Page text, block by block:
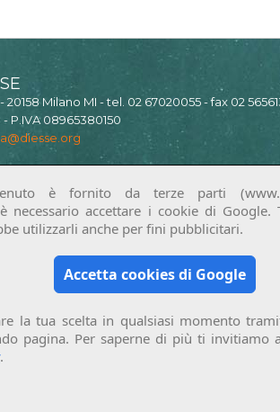
Milano MI - tel. 02 67020055 - fax 02
- P.IVA 08965380150
è fornito da terze parti
necessario accettare i cookie di Google.
utilizzarli anche per fini pubblicitari.
Accetta cookies di Google
la tua scelta in qualsiasi momento
pagina. Per saperne di più ti invitiamo
.